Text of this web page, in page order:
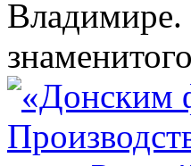
Владимире.